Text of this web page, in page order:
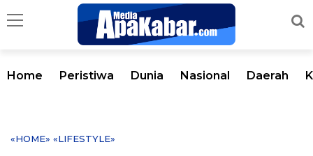
Home Peristiwa Dunia Nasional Daerah
«HOME» «LIFESTYLE»